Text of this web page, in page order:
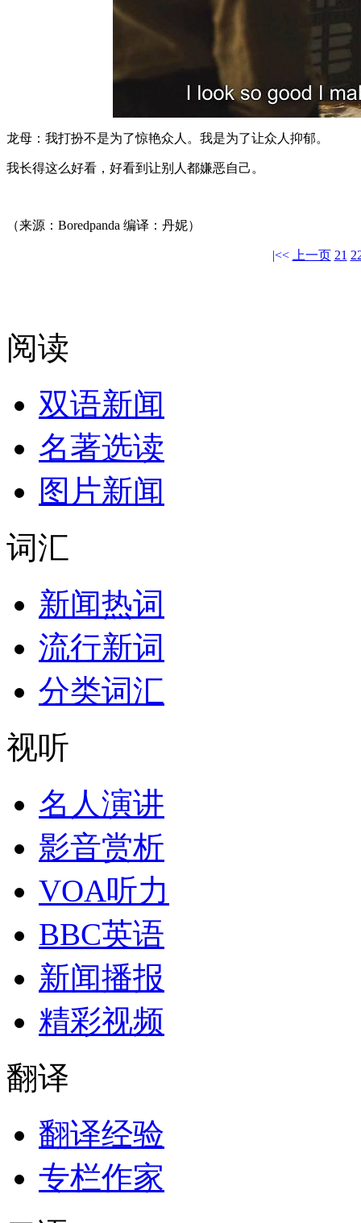
龙母：我打扮不是为了惊艳众人。我是为了让众人抑郁。
我长得这么好看，好看到让别人都嫌恶自己。
（来源：Boredpanda 编译：丹妮）
|<< 上一页 21
阅读
双语新闻
名著选读
图片新闻
词汇
新闻热词
流行新词
分类词汇
视听
名人演讲
影音赏析
VOA听力
BBC英语
新闻播报
精彩视频
翻译
翻译经验
专栏作家